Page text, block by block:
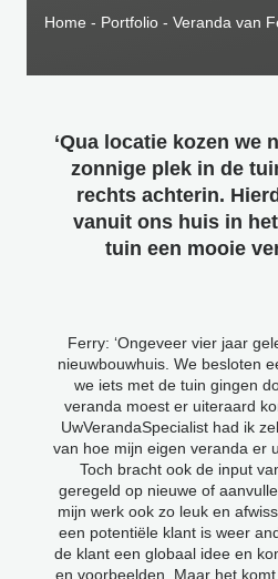
Home - Portfolio - Veranda van
‘Qua locatie kozen we
zonnige plek in de
rechts achterin.
vanuit ons huis in
tuin een mooie
Ferry: ‘Ongeveer vier jaar
nieuwbouwhuis. We besloten
we iets met de tuin gingen
veranda moest er uiteraard
UwVerandaSpecialist had ik
van hoe mijn eigen veranda er
Toch bracht ook de input
geregeld op nieuwe of
mijn werk ook zo leuk en
een potentiële klant is weer
de klant een globaal idee en
en voorbeelden. Maar het